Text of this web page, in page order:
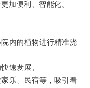
加便利、智能化。
内的植物进行精准浇
速发展。
乐、民宿等，吸引着